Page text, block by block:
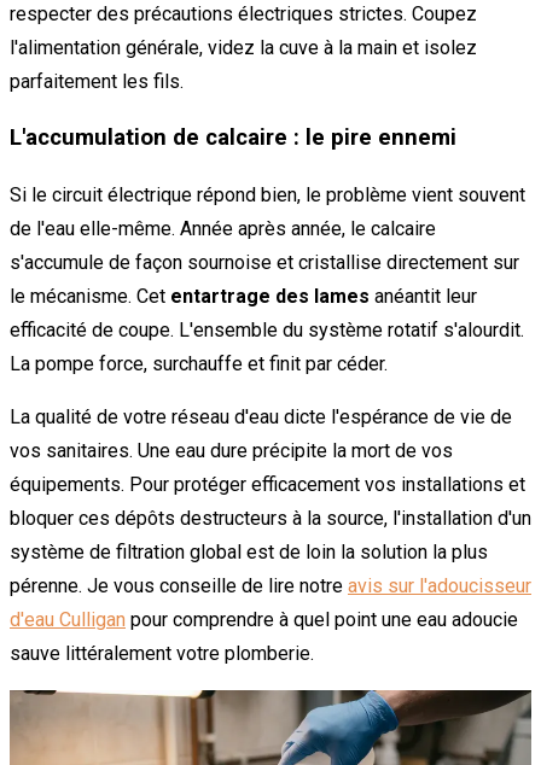
respecter des précautions électriques strictes. Coupez
l'alimentation générale, videz la cuve à la main et isolez
parfaitement les fils.
L'accumulation de calcaire : le pire ennemi
Si le circuit électrique répond bien, le problème vient souvent
de l'eau elle-même. Année après année, le calcaire
s'accumule de façon sournoise et cristallise directement sur
le mécanisme. Cet entartrage des lames anéantit leur
efficacité de coupe. L'ensemble du système rotatif s'alourdit.
La pompe force, surchauffe et finit par céder.
La qualité de votre réseau d'eau dicte l'espérance de vie de
vos sanitaires. Une eau dure précipite la mort de vos
équipements. Pour protéger efficacement vos installations et
bloquer ces dépôts destructeurs à la source, l'installation d'un
système de filtration global est de loin la solution la plus
pérenne. Je vous conseille de lire notre avis sur l'adoucisseur
d'eau Culligan pour comprendre à quel point une eau adoucie
sauve littéralement votre plomberie.